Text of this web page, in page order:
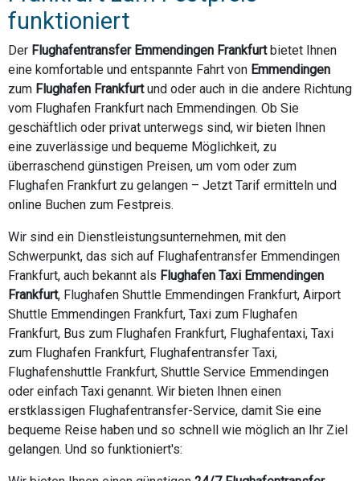
funktioniert
Der Flughafentransfer Emmendingen Frankfurtbietet Ihnen
eine komfortable und entspannte Fahrt von Emmendingen
zum Flughafen Frankfurtund oder auch in die andere Richtung
vom Flughafen Frankfurt nach Emmendingen. Ob Sie
geschäftlich oder privat unterwegs sind, wir bieten Ihnen
eine zuverlässige und bequeme Möglichkeit, zu
überraschend günstigen Preisen, um vom oder zum
Flughafen Frankfurt zu gelangen – Jetzt Tarif ermitteln und
online Buchen zum Festpreis.
Wir sind ein Dienstleistungsunternehmen, mit den
Schwerpunkt, das sich auf Flughafentransfer Emmendingen
Frankfurt, auch bekannt als Flughafen Taxi Emmendingen
Frankfurt, Flughafen Shuttle Emmendingen Frankfurt, Airport
Shuttle Emmendingen Frankfurt, Taxi zum Flughafen
Frankfurt, Bus zum Flughafen Frankfurt, Flughafentaxi, Taxi
zum Flughafen Frankfurt, Flughafentransfer Taxi,
Flughafenshuttle Frankfurt, Shuttle Service Emmendingen
oder einfach Taxi genannt. Wir bieten Ihnen einen
erstklassigen Flughafentransfer-Service, damit Sie eine
bequeme Reise haben und so schnell wie möglich an Ihr Ziel
gelangen. Und so funktioniert's: